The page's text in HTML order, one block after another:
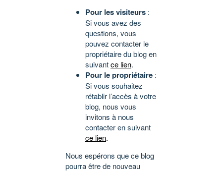
Pour les visiteurs :
Si vous avez des
questions, vous
pouvez contacter le
propriétaire du blog en
suivantce lien.
Pour le propriétaire :
Si vous souhaitez
rétablir l’accès à votre
blog, nous vous
invitons à nous
contacter en suivant
ce lien.
Nous espérons que ce blog
pourra être de nouveau